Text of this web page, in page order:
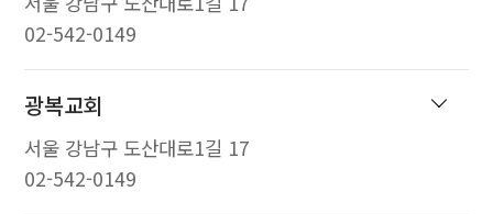
02-542-0149
광복교회
서울 강남구 도산대로1길 17
02-542-0149